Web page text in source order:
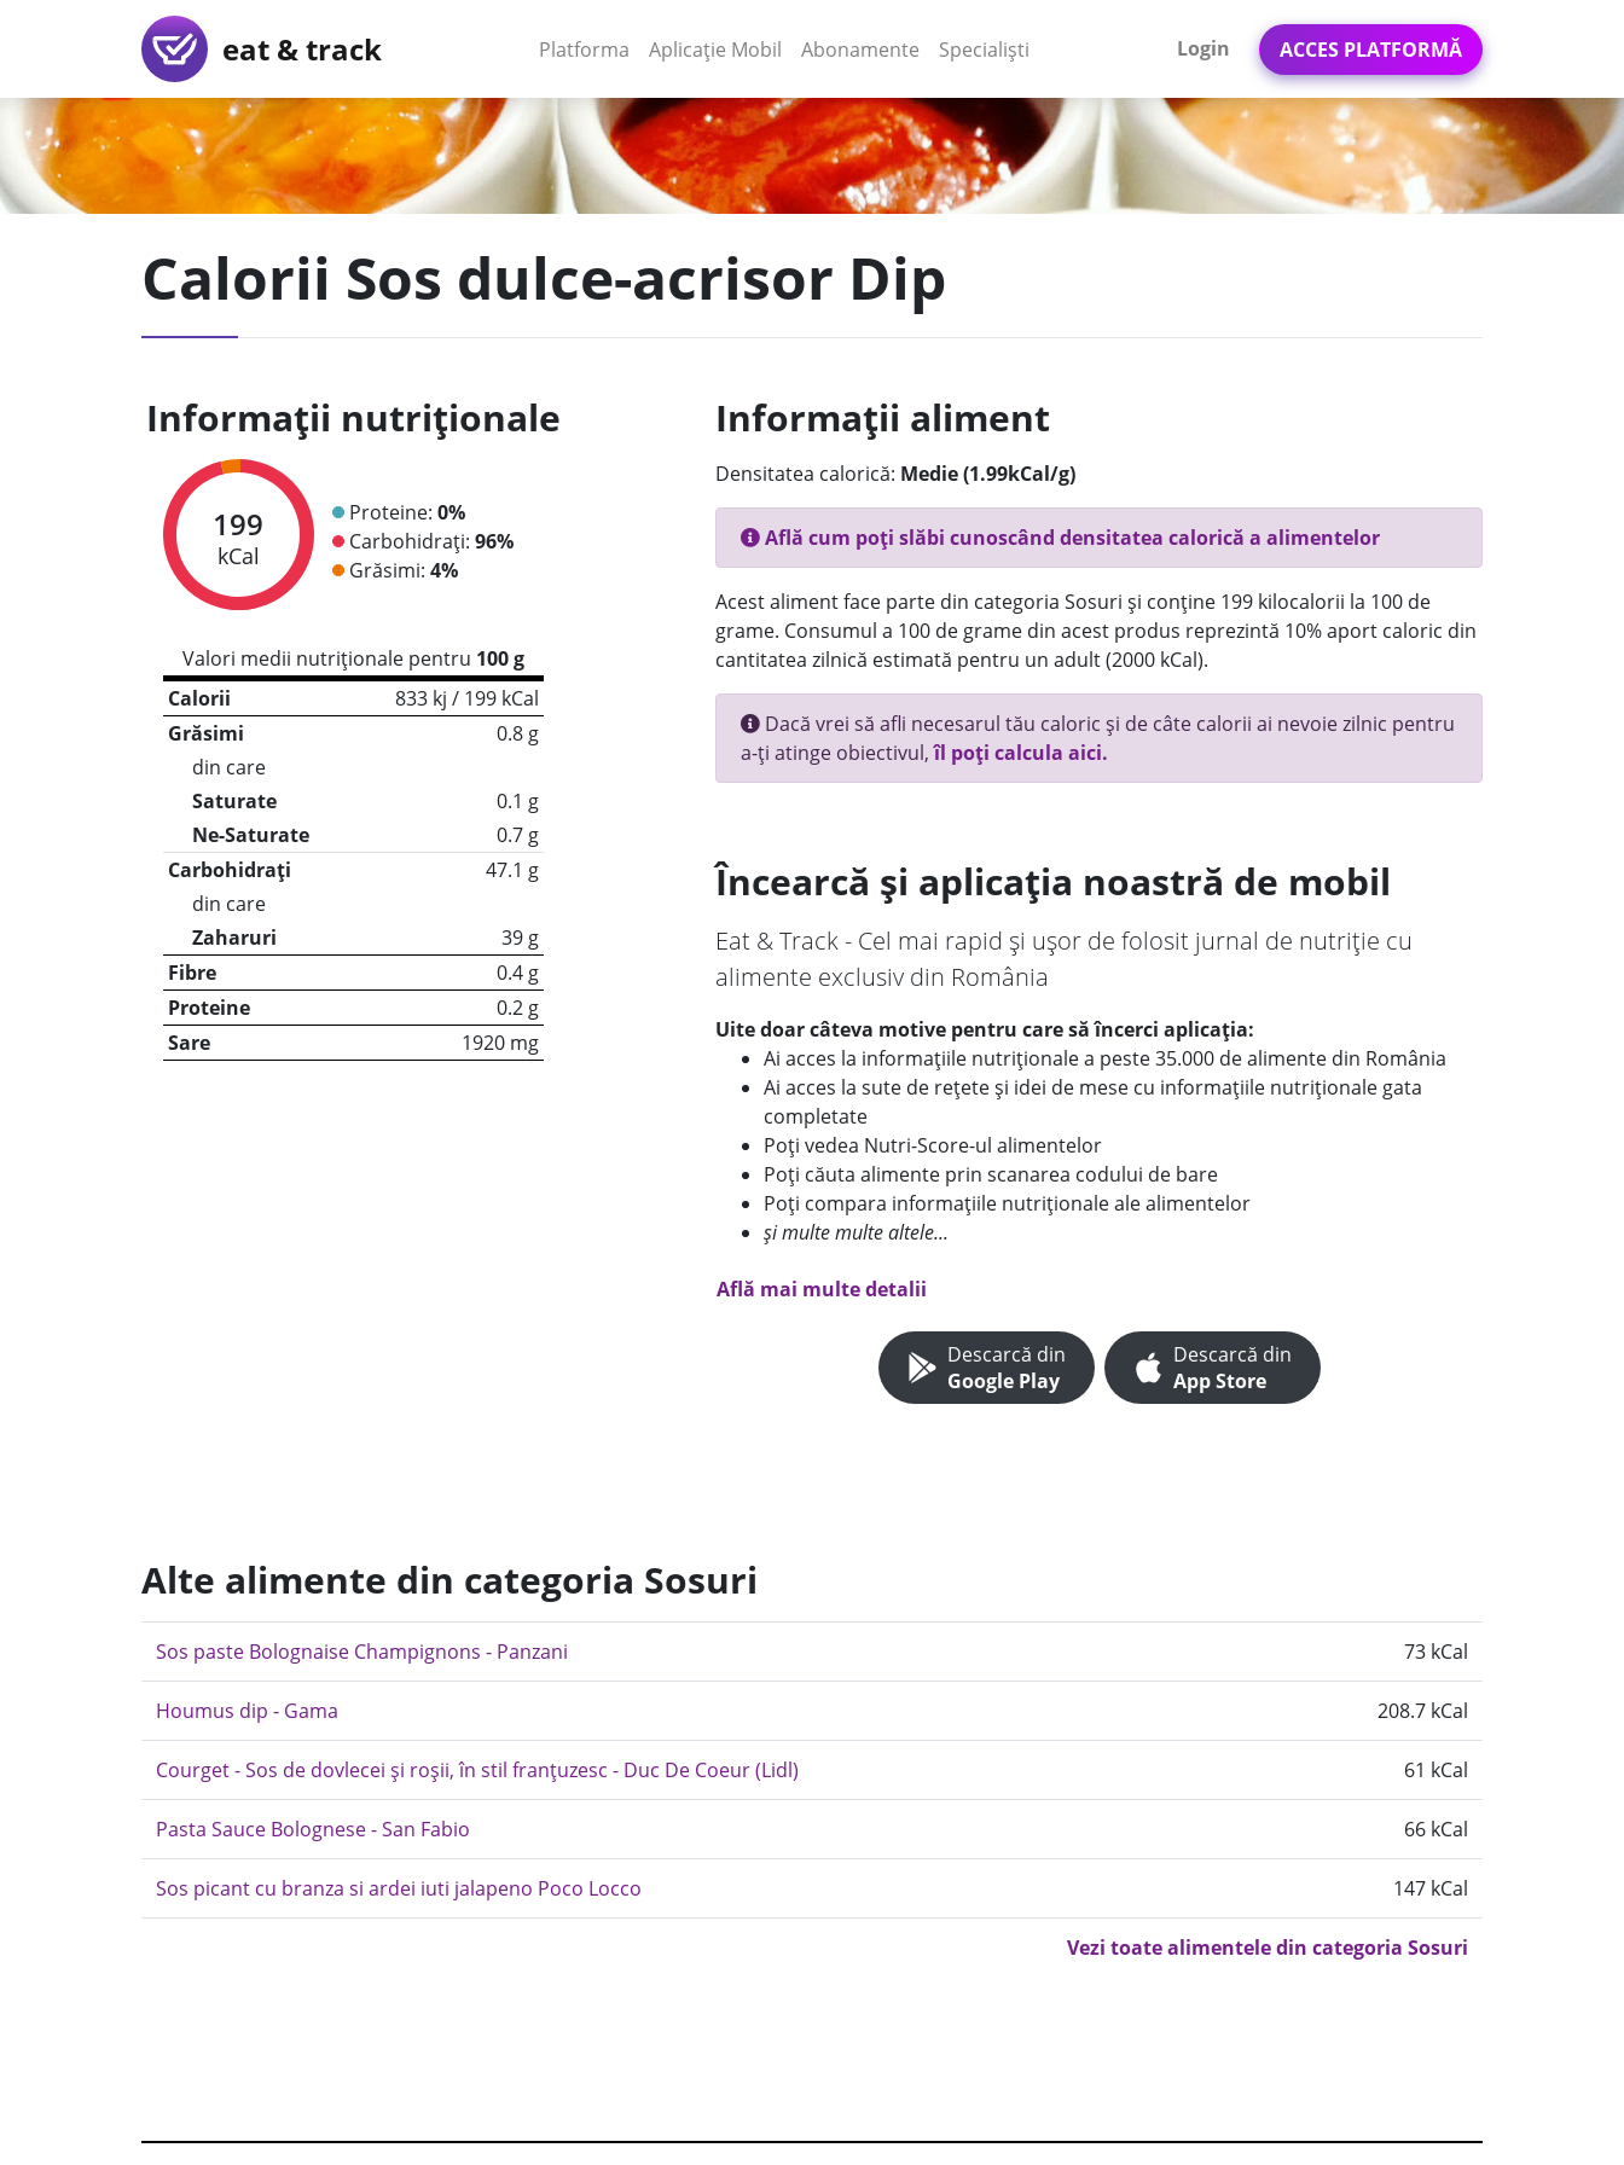
eat & track Platforma (current)
Aplicație Mobil (current)
Abonamente Specialiști Login ACCES PLATFORMĂ
Calorii Sos dulce-acrisor Dip
Informații nutriționale
199
kCal
Proteine: 0%
Carbohidrați: 96%
Grăsimi: 4%
Valori medii nutriționale pentru 100 g
Calorii
833 kj / 199 kCal
Grăsimi
0.8 g
din care
Saturate
0.1 g
Ne-Saturate
0.7 g
Carbohidrați
47.1 g
din care
Zaharuri
39 g
Fibre
0.4 g
Proteine
0.2 g
Sare
1920 mg
Informații aliment
Densitatea calorică: Medie (1.99kCal/g)
Află cum poți slăbi cunoscând densitatea calorică a alimentelor
Acest aliment face parte din categoria Sosuri și conține 199 kilocalorii la 100 de
grame. Consumul a 100 de grame din acest produs reprezintă 10% aport caloric din
cantitatea zilnică estimată pentru un adult (2000 kCal).
Dacă vrei să afli necesarul tău caloric și de câte calorii ai nevoie zilnic pentru
a-ți atinge obiectivul,îl poți calcula aici.
Încearcă și aplicația noastră de mobil
Eat & Track - Cel mai rapid și ușor de folosit jurnal de nutriție cu
alimente exclusiv din România
Uite doar câteva motive pentru care să încerci aplicația:
Ai acces la informațiile nutriționale a peste 35.000 de alimente din România
Ai acces la sute de rețete și idei de mese cu informațiile nutriționale gata
completate
Poți vedea Nutri-Score-ul alimentelor
Poți căuta alimente prin scanarea codului de bare
Poți compara informațiile nutriționale ale alimentelor
și multe multe altele...
Află mai multe detalii
Descarcă din
Google Play
Descarcă din
App Store
Alte alimente din categoria Sosuri
Sos paste Bolognaise Champignons - Panzani 73 kCal
Houmus dip - Gama 208.7 kCal
Courget - Sos de dovlecei și roșii, în stil franțuzesc - Duc De Coeur (Lidl) 61 kCal
Pasta Sauce Bolognese - San Fabio 66 kCal
Sos picant cu branza si ardei iuti jalapeno Poco Locco 147 kCal
Vezi toate alimentele din categoria Sosuri